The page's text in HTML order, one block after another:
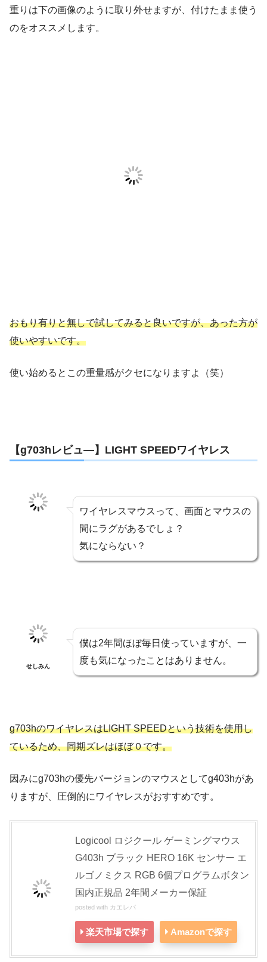
重りは下の画像のように取り外せますが、付けたまま使う
のをオススメします。
おもり有りと無しで試してみると良いですが、あった方が
使いやすいです。
使い始めるとこの重量感がクセになりますよ（笑）
【g703hレビュ―】LIGHT SPEEDワイヤレス
ワイヤレスマウスって、画面とマウスの
間にラグがあるでしょ？
気にならない？
せしみん
僕は2年間ほぼ毎日使っていますが、一
度も気になったことはありません。
g703hのワイヤレスはLIGHT SPEEDという技術を使用し
ているため、同期ズレはほぼ０です。
因みにg703hの優先バージョンのマウスとしてg403hがあ
りますが、圧倒的にワイヤレスがおすすめです。
Logicool ロジクール ゲーミングマウス
G403h ブラック HERO 16K センサー エ
ルゴノミクス RGB 6個プログラムボタン
国内正規品 2年間メーカー保証
posted with カエレバ
楽天市場で探す Amazonで探す